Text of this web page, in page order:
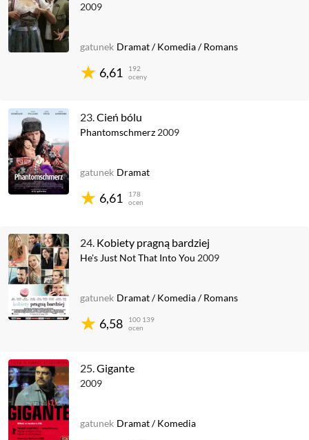
2009
6,61
192
oceny
gatunek Dramat/Komedia/Romans
23.Cień bólu
Phantomschmerz 2009
6,61
178
ocen
gatunek Dramat
24. Kobiety pragną bardziej
He's Just Not That Into You 2009
6,58
100 139
ocen
gatunek Dramat/Komedia/Romans
25.Gigante
2009
gatunek Dramat/Komedia